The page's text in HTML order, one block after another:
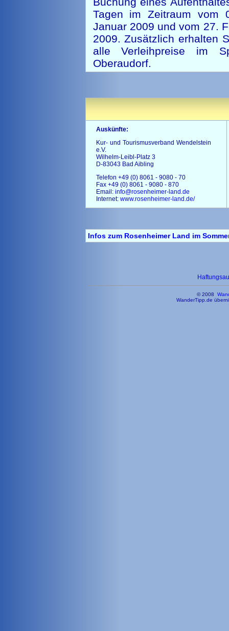
Tagen im Zeitraum vom
Januar 2009 und vom 27.
2009. Zusätzlich erhalten
alle Verleihpreise im
Oberaudorf.
Auskünfte:
Kur- und Tourismusverband Wendelstein
e.V.
Wilhelm-Leibl-Platz 3
D-83043 Bad Aibling
Telefon +49 (0) 8061 - 9080 - 70
Fax +49 (0) 8061 - 9080 - 870
Email: info@rosenheimer-land.de
Internet: www.rosenheimer-land.de/
Infos zum Rosenheimer Land im
© 2008
WanderTipp.de